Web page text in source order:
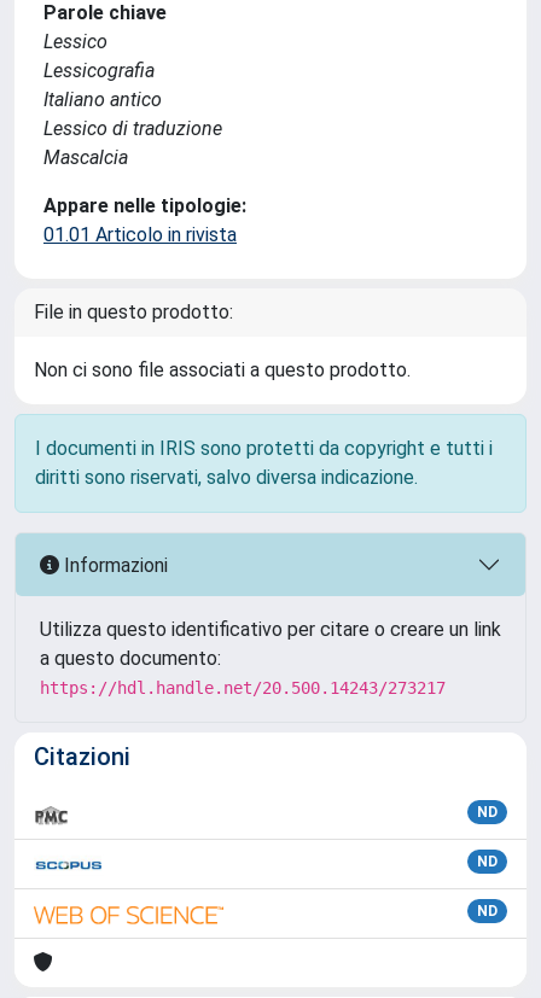
Parole chiave
Lessico
Lessicografia
Italiano antico
Lessico di traduzione
Mascalcia
Appare nelle tipologie:
01.01 Articolo in rivista
File in questo prodotto:
Non ci sono file associati a questo prodotto.
I documenti in IRIS sono protetti da copyright e tutti i
diritti sono riservati, salvo diversa indicazione.
Informazioni
Utilizza questo identificativo per citare o creare un link
a questo documento:
https://hdl.handle.net/20.500.14243/273217
Citazioni
ND
ND
ND